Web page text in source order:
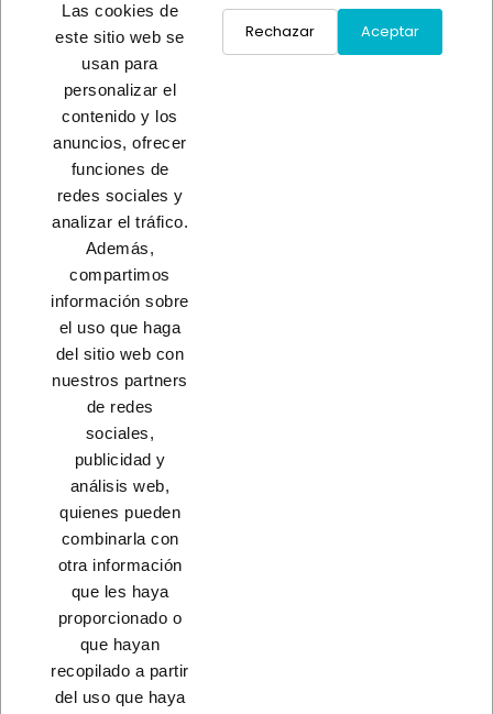
TIJERA CORTASETOS
A consultar
CONTACTO
PRODUCTOS
NUESTRA EMPRESA
Las cookies de
este sitio web se
usan para
personalizar el
contenido y los
anuncios, ofrecer
funciones de
redes sociales y
analizar el tráfico.
Además,
compartimos
información sobre
el uso que haga
del sitio web con
nuestros partners
de redes
sociales,
publicidad y
análisis web,
quienes pueden
combinarla con
otra información
que les haya
proporcionado o
que hayan
recopilado a partir
del uso que haya
Aceptar
Rechazar